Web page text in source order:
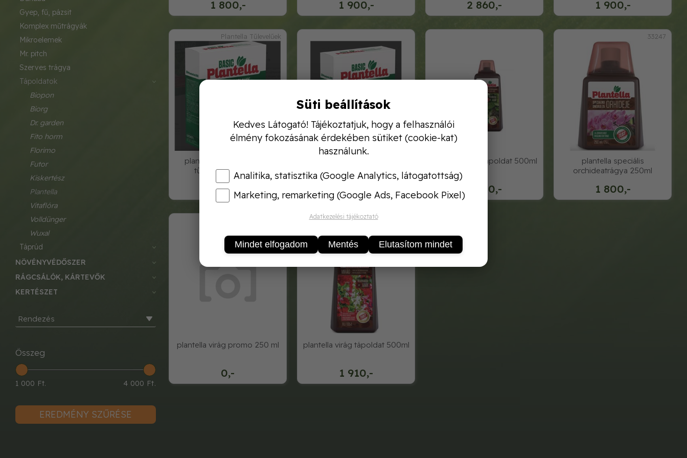
1 800,- 1 900,- 2 860,- 1 900,-
Plantella Tűlevelűek
3 030,-
plantella basic műtrágya
tűlevelűeknek 1 kg
2 860,-
dísznövényekre 1kg
1 980,-
plantella levél tápoldat 500ml
33247
1 800,-
plantella speciális
orchideatrágya 250ml
0,-
plantella virág promo 250 ml
1 910,-
plantella virág tápoldat 500ml
gyep, fű, pázsit
komplex műtrágyák
mikroelemek
mr. pitch
szerves trágya
tápoldatok
biopon
biorg
dr. garden
fito horm
florimo
futor
kiskertész
plantella
vitaflóra
volldünger
wuxal
táprúd
NÖVÉNYVÉDŐSZER
RÁGCSÁLÓK, KÁRTEVŐK
KERTÉSZET
Rendezés
Összeg
1 000 Ft. 4 000 Ft.
EREDMÉNY SZŰRÉSE
Süti beállítások
Kedves Látogató! Tájékoztatjuk, hogy a felhasználói
élmény fokozásának érdekében sütiket (cookie-kat)
használunk.
Analitika, statisztika (Google Analytics, látogatottság)
Marketing, remarketing (Google Ads, Facebook Pixel)
Adatkezelési tájékoztató
Mindet elfogadom Mentés Elutasítom mindet